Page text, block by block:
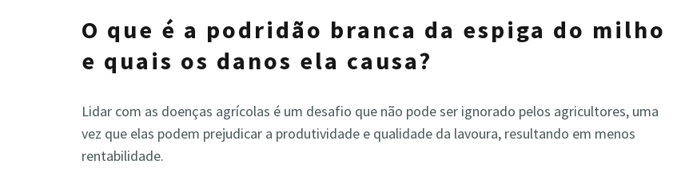
O que é a podridão branca da espiga do milho
e quais os danos ela causa?
Lidar com as doenças agrícolas é um desafio que não pode ser ignorado pelos agricultores, uma
vez que elas podem prejudicar a produtividade e qualidade da lavoura, resultando em menos
rentabilidade.